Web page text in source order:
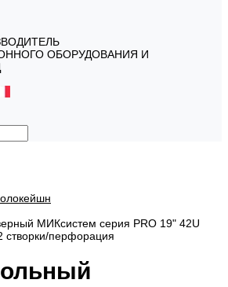
ОБОРУДОВАНИЯ И
МИКсистем серия PRO 19" 42U
перфорация